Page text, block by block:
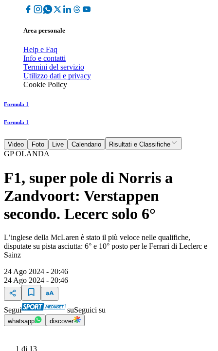
Area personale
Help e Faq
Info e contatti
Termini del servizio
Utilizzo dati e privacy
Cookie Policy
Formula 1
Formula 1
Video Foto Live Calendario Risultati e Classifiche
GP OLANDA
F1, super pole di Norris a
Zandvoort: Verstappen
secondo. Lecerc solo 6°
L’inglese della McLaren è stato il più veloce nelle qualifiche,
disputate su pista asciutta: 6° e 10° posto per le Ferrari di Leclerc e
Sainz
24 Ago 2024 - 20:46
24 Ago 2024 - 20:46
Segui suSeguici su
whatsapp discover
1 di 13